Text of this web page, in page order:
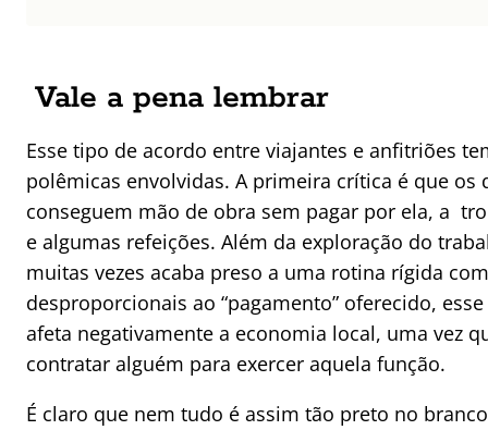
Vale a pena lembrar
Esse tipo de acordo entre viajantes e anfitriões
polêmicas envolvidas. A primeira crítica é que os
conseguem mão de obra sem pagar por ela, a
e algumas refeições. Além da exploração do
muitas vezes acaba preso a uma rotina rígida
desproporcionais ao “pagamento” oferecido,
afeta negativamente a economia local, uma vez
contratar alguém para exercer aquela função.
É claro que nem tudo é assim tão preto no